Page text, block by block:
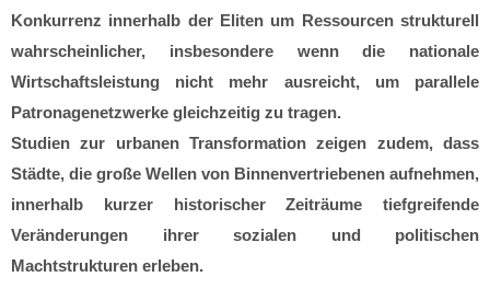
Konkurrenz innerhalb der Eliten um Ressourcen strukturell
wahrscheinlicher, insbesondere wenn die nationale
Wirtschaftsleistung nicht mehr ausreicht, um parallele
Patronagenetzwerke gleichzeitig zu tragen.
Studien zur urbanen Transformation zeigen zudem, dass
Städte, die große Wellen von Binnenvertriebenen aufnehmen,
innerhalb kurzer historischer Zeiträume tiefgreifende
Veränderungen ihrer sozialen und politischen
Machtstrukturen erleben.